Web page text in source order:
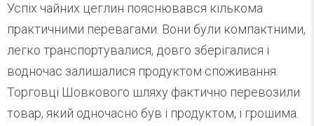
Успіх чайних цеглин пояснювався кількома
практичними перевагами. Вони були компактними,
легко транспортувалися, довго зберігалися і
водночас залишалися продуктом споживання.
Торговці Шовкового шляху фактично перевозили
товар, який одночасно був і продуктом, і грошима.